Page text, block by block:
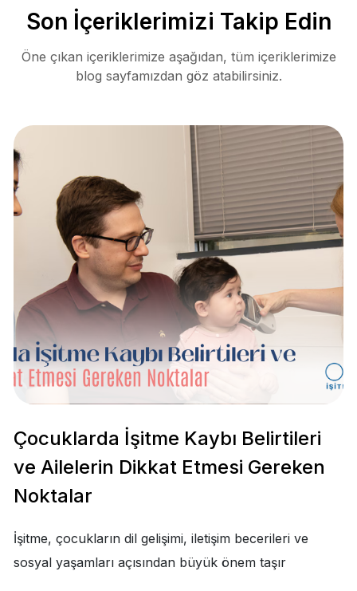
Son İçeriklerimizi Takip Edin
Öne çıkan içeriklerimize aşağıdan, tüm içeriklerimize
blog sayfamızdan göz atabilirsiniz.
Çocuklarda İşitme Kaybı Belirtileri
ve Ailelerin Dikkat Etmesi Gereken
Noktalar
İşitme, çocukların dil gelişimi, iletişim becerileri ve
sosyal yaşamları açısından büyük önem taşır